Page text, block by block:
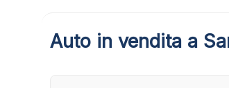
Auto in vendita a